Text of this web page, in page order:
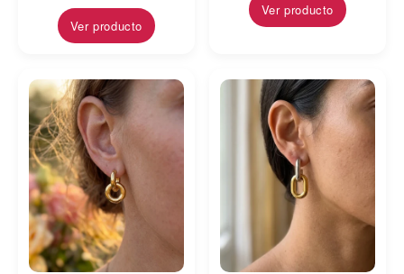
Ver producto
Ver producto